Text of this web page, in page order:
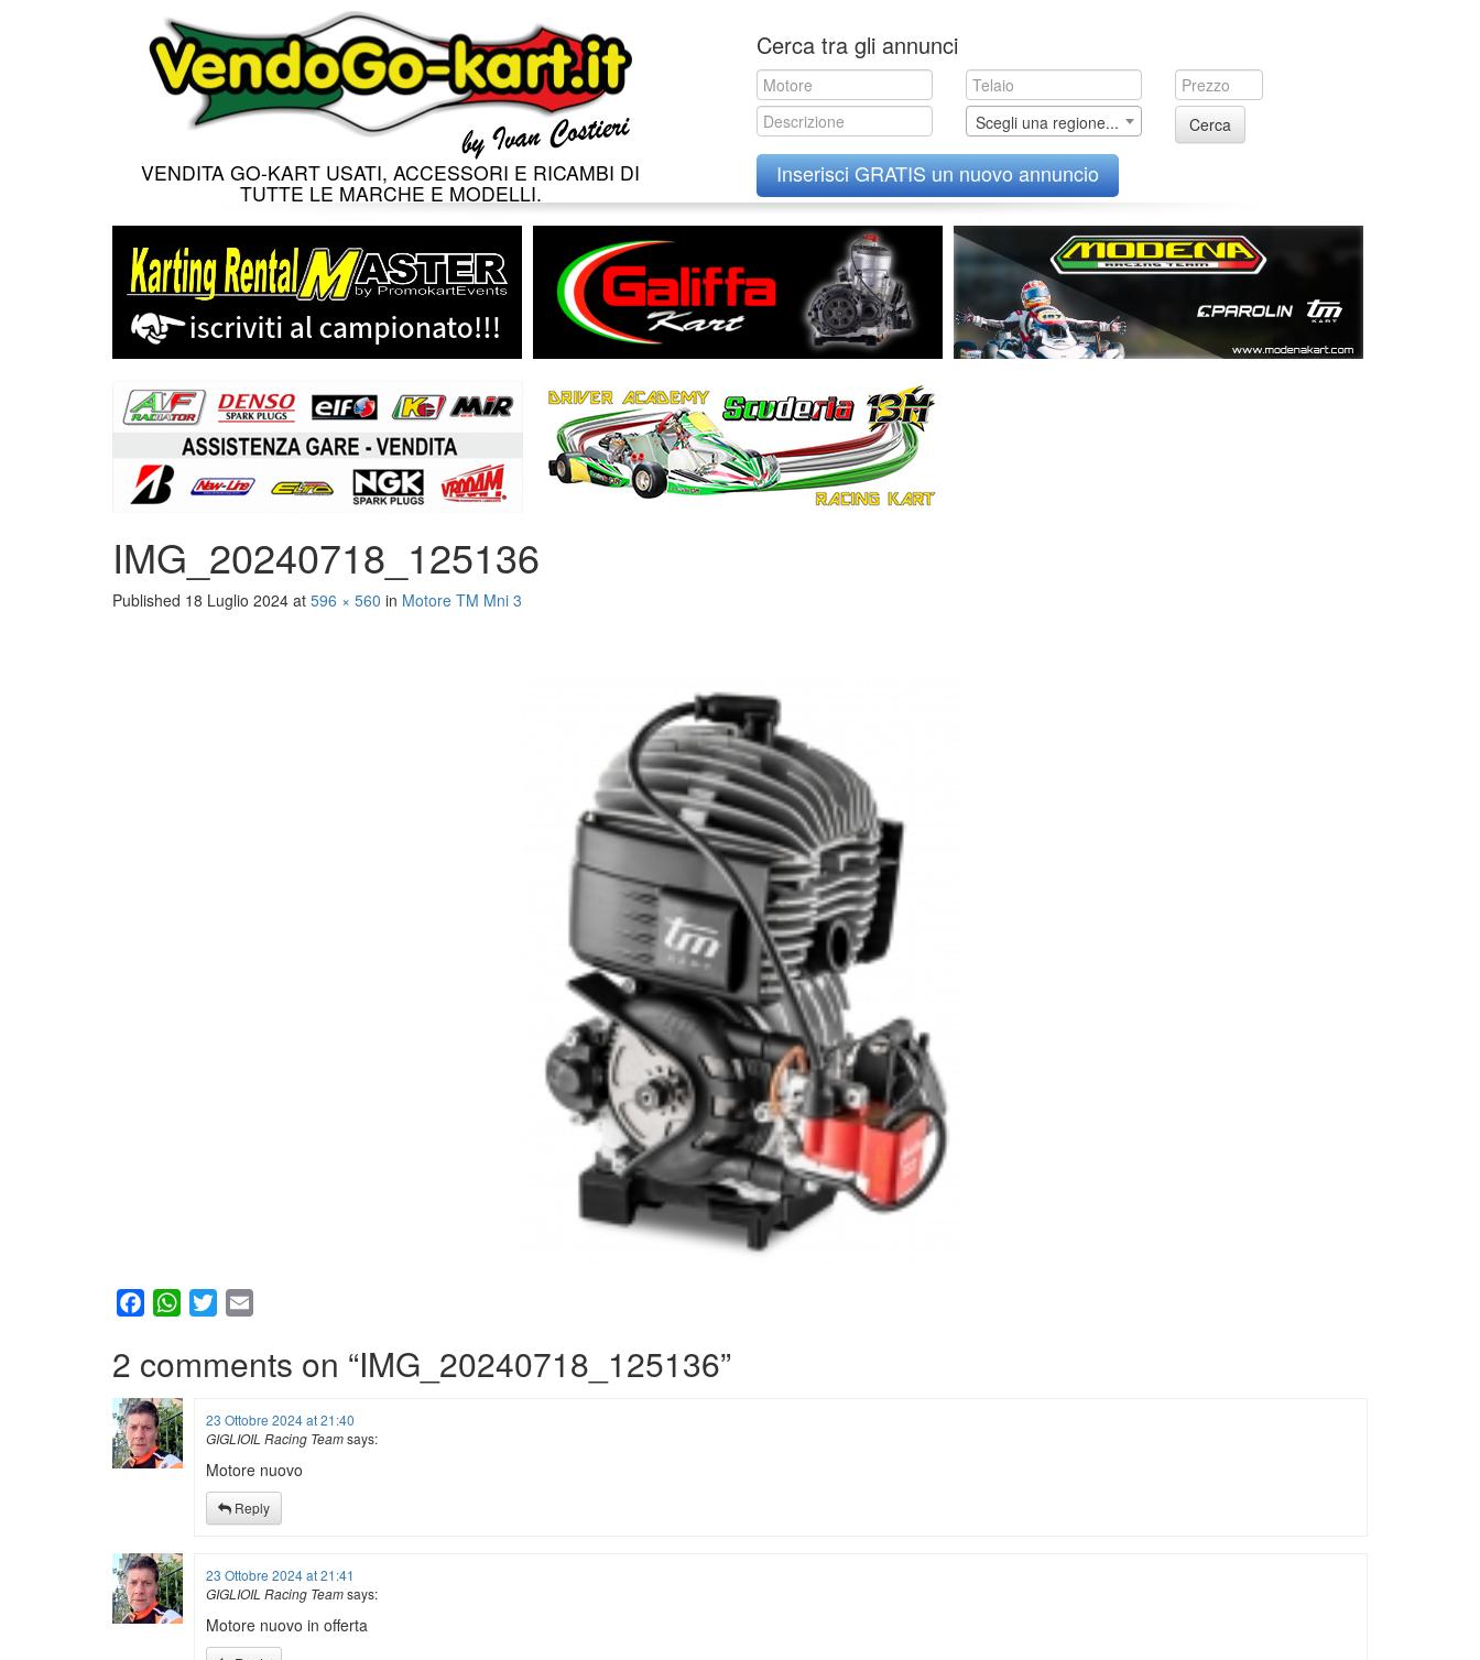
VENDITA GO-KART USATI, ACCESSORI E RICAMBI DI
TUTTE LE MARCHE E MODELLI.
to
content
Cerca tra gli annunci
Scegli una regione... Cerca
Inserisci GRATIS un nuovo annuncio
IMG_20240718_125136
Published 18 Luglio 2024 at 596 × 560 in Motore TM Mni 3
FacebookWhatsApp
Twitter
2 comments on “IMG_20240718_125136”
23 Ottobre 2024 at 21:40
GIGLIOIL Racing Teamsays:
Motore nuovo
Reply
23 Ottobre 2024 at 21:41
GIGLIOIL Racing Teamsays:
Motore nuovo in offerta